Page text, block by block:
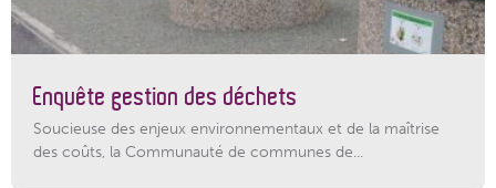
Enquête gestion des déchets
Soucieuse des enjeux environnementaux et de la maîtrise
des coûts, la Communauté de communes de...